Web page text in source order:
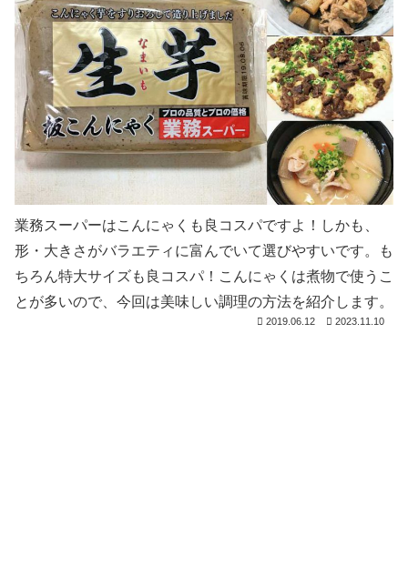
業務スーパーはこんにゃくも良コスパですよ！しかも、
形・大きさがバラエティに富んでいて選びやすいです。も
ちろん特大サイズも良コスパ！こんにゃくは煮物で使うこ
とが多いので、今回は美味しい調理の方法を紹介します。
2019.06.12 2023.11.10